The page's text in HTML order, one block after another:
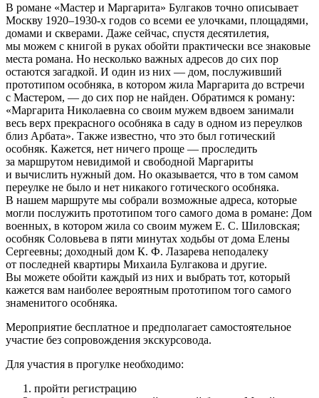
В романе «Мастер и Маргарита» Булгаков точно описывает
Москву 1920–1930-х годов со всеми ее улочками, площадями,
домами и скверами. Даже сейчас, спустя десятилетия,
мы можем с книгой в руках обойти практически все знаковые
места романа. Но несколько важных адресов до сих пор
остаются загадкой. И один из них — дом, послуживший
прототипом особняка, в котором жила Маргарита до встречи
с Мастером, — до сих пор не найден. Обратимся к роману:
«Маргарита Николаевна со своим мужем вдвоем занимали
весь верх прекрасного особняка в саду в одном из переулков
близ Арбата». Также известно, что это был готический
особняк. Кажется, нет ничего проще — проследить
за маршрутом невидимой и свободной Маргариты
и вычислить нужный дом. Но оказывается, что в том самом
переулке не было и нет никакого готического особняка.
В нашем маршруте мы собрали возможные адреса, которые
могли послужить прототипом того самого дома в романе: Дом
военных, в котором жила со своим мужем Е. С. Шиловская;
особняк Соловьева в пяти минутах ходьбы от дома Елены
Сергеевны; доходный дом К. Ф. Лазарева неподалеку
от последней квартиры Михаила Булгакова и другие.
Вы можете обойти каждый из них и выбрать тот, который
кажется вам наиболее вероятным прототипом того самого
знаменитого особняка.
Мероприятие бесплатное и предполагает самостоятельное
участие без сопровождения экскурсовода.
Для участия в прогулке необходимо:
пройти регистрацию